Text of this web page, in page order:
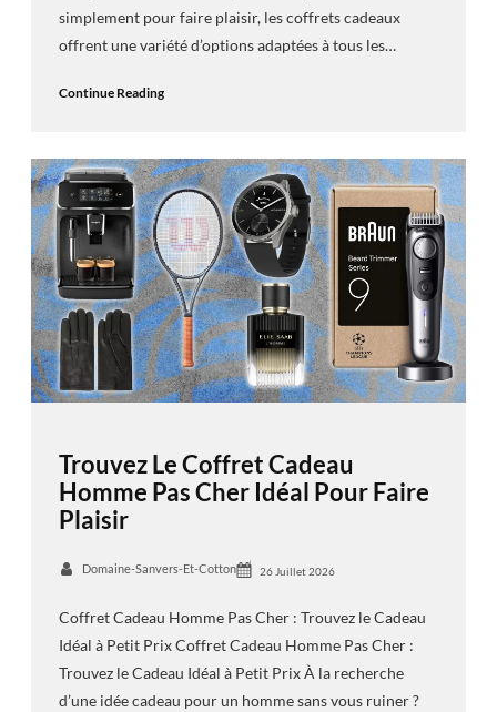
simplement pour faire plaisir, les coffrets cadeaux
offrent une variété d’options adaptées à tous les…
Continue Reading
Trouvez Le Coffret Cadeau
Homme Pas Cher Idéal Pour Faire
Plaisir
Domaine-Sanvers-Et-Cotton 26 Juillet 2026
Coffret Cadeau Homme Pas Cher : Trouvez le Cadeau
Idéal à Petit Prix Coffret Cadeau Homme Pas Cher :
Trouvez le Cadeau Idéal à Petit Prix À la recherche
d’une idée cadeau pour un homme sans vous ruiner ?